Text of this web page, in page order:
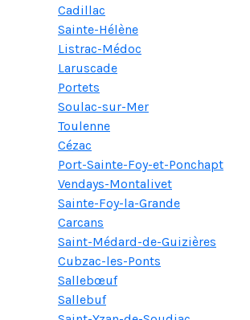
Cadillac
Sainte-Hélène
Listrac-Médoc
Laruscade
Portets
Soulac-sur-Mer
Toulenne
Cézac
Port-Sainte-Foy-et-Ponchapt
Vendays-Montalivet
Sainte-Foy-la-Grande
Carcans
Saint-Médard-de-Guizières
Cubzac-les-Ponts
Sallebœuf
Sallebuf